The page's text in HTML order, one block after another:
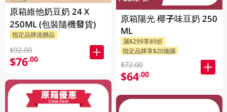
原箱維他奶豆奶 24 X
250ML (包裝隨機發貨)
指定品牌送贈品
$92.00
$76.00
原箱陽光 椰子味豆奶 250
ML
滿$299享89折
指定品牌享$20換購
$72.00
$64.00